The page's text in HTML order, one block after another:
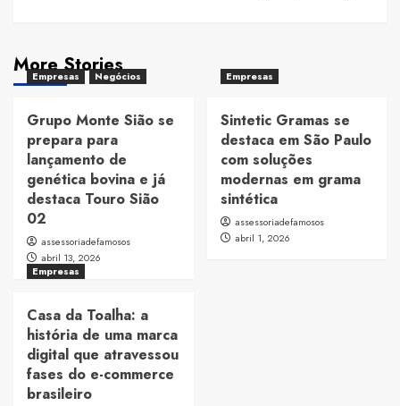
More Stories
Empresas Negócios
Grupo Monte Sião se
prepara para
lançamento de
genética bovina e já
destaca Touro Sião
02
assessoriadefamosos
abril 13, 2026
Empresas
Sintetic Gramas se
destaca em São Paulo
com soluções
modernas em grama
sintética
assessoriadefamosos
abril 1, 2026
Empresas
Casa da Toalha: a
história de uma marca
digital que atravessou
fases do e-commerce
brasileiro